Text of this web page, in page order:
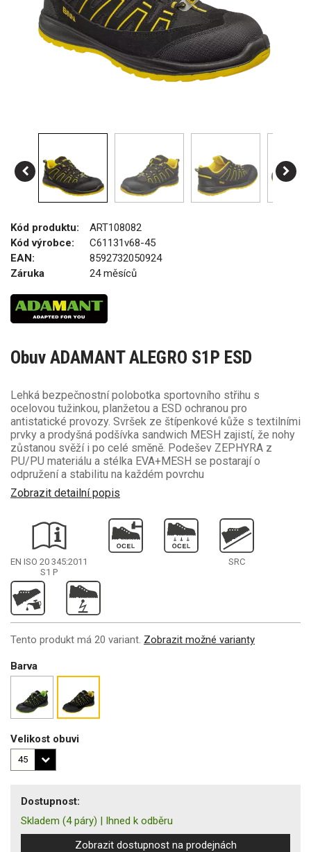
Kód produktu:
ART108082
Kód výrobce:
C61131v68-45
EAN:
8592732050924
Záruka
24 měsíců
Obuv ADAMANT ALEGRO S1P ESD
Lehká bezpečnostní polobotka sportovního střihu s
ocelovou tužinkou, planžetou a ESD ochranou pro
antistatické provozy. Svršek ze štípenkové kůže s textilními
prvky a prodyšná podšívka sandwich MESH zajistí, že nohy
zůstanou svěží i po celé směně. Podešev ZEPHYRA z
PU/PU materiálu a stélka EVA+MESH se postarají o
odpružení a stabilitu na každém povrchu
Zobrazit detailní popis
EN ISO 20 345:2011
S1 P
SRC
Tento produkt má 20 variant. Zobrazit možné varianty
Barva
Velikost obuvi
Dostupnost:
Skladem (4 páry) | Ihned k odběru
Zobrazit dostupnost na prodejnách